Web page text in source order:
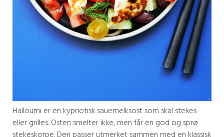
Halloumi er en kypriotisk sauemelksost som skal stekes
eller grilles. Osten smelter ikke, men får en god og sprø